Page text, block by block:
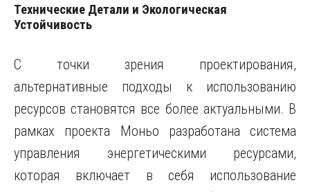
Технические Детали и Экологическая
Устойчивость
С точки зрения проектирования,
альтернативные подходы к использованию
ресурсов становятся все более актуальными. В
рамках проекта Моньо разработана система
управления энергетическими ресурсами,
которая включает в себя использование